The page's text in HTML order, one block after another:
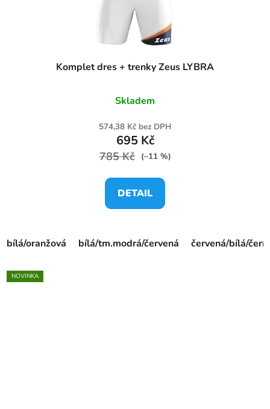
Komplet dres + trenky Zeus LYBRA
Skladem
574,38 Kč bez DPH
695 Kč
785 Kč (–11 %)
DETAIL
bílá/oranžová bílá/tm.modrá/červená červená/bílá/
NOVINKA